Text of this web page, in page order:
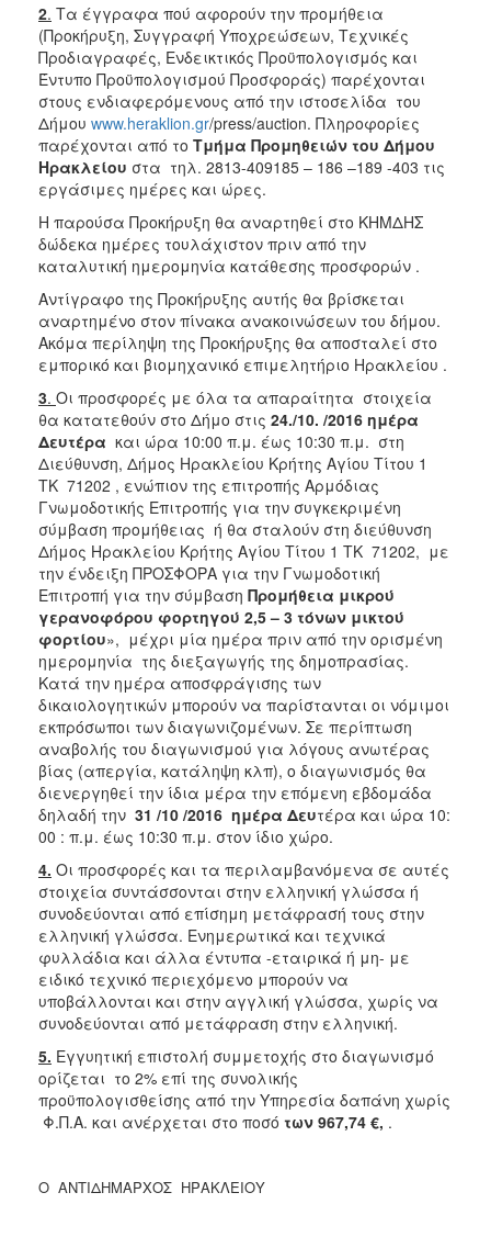
2. Τα έγγραφα πού αφορούν την προμήθεια
(Προκήρυξη, Συγγραφή Υποχρεώσεων, Τεχνικές
Προδιαγραφές, Ενδεικτικός Προϋπολογισμός και
Έντυπο Προϋπολογισμού Προσφοράς) παρέχονται
στους ενδιαφερόμενους από την ιστοσελίδα του
Δήμου www.heraklion.gr/press/auction. Πληροφορίες
παρέχονται από το Τμήμα Προμηθειών του Δήμου
Ηρακλείου στα τηλ. 2813-409185 – 186 –189 -403 τις
εργάσιμες ημέρες και ώρες.
Η παρούσα Προκήρυξη θα αναρτηθεί στο ΚΗΜΔΗΣ
δώδεκα ημέρες τουλάχιστον πριν από την
καταλυτική ημερομηνία κατάθεσης προσφορών .
Αντίγραφο της Προκήρυξης αυτής θα βρίσκεται
αναρτημένο στον πίνακα ανακοινώσεων του δήμου.
Ακόμα περίληψη της Προκήρυξης θα αποσταλεί στο
εμπορικό και βιομηχανικό επιμελητήριο Ηρακλείου .
3. Οι προσφορές με όλα τα απαραίτητα στοιχεία
θα κατατεθούν στο Δήμο στις 24./10. /2016 ημέρα
Δευτέρα και ώρα 10:00 π.μ. έως 10:30 π.μ. στη
Διεύθυνση, Δήμος Ηρακλείου Κρήτης Αγίου Τίτου 1
ΤΚ 71202 , ενώπιον της επιτροπής Αρμόδιας
Γνωμοδοτικής Επιτροπής για την συγκεκριμένη
σύμβαση προμήθειας ή θα σταλούν στη διεύθυνση
Δήμος Ηρακλείου Κρήτης Αγίου Τίτου 1 ΤΚ 71202, με
την ένδειξη ΠΡΟΣΦΟΡΑ για την Γνωμοδοτική
Επιτροπή για την σύμβαση Προμήθεια μικρού
γερανοφόρου φορτηγού 2,5 – 3 τόνων μικτού
φορτίου», μέχρι μία ημέρα πριν από την ορισμένη
ημερομηνία της διεξαγωγής της δημοπρασίας.
Κατά την ημέρα αποσφράγισης των
δικαιολογητικών μπορούν να παρίστανται οι νόμιμοι
εκπρόσωποι των διαγωνιζομένων. Σε περίπτωση
αναβολής του διαγωνισμού για λόγους ανωτέρας
βίας (απεργία, κατάληψη κλπ), ο διαγωνισμός θα
διενεργηθεί την ίδια μέρα την επόμενη εβδομάδα
δηλαδή την 31 /10 /2016 ημέρα Δευτέρα και ώρα 10:
00 : π.μ. έως 10:30 π.μ. στον ίδιο χώρο.
4. Οι προσφορές και τα περιλαμβανόμενα σε αυτές
στοιχεία συντάσσονται στην ελληνική γλώσσα ή
συνοδεύονται από επίσημη μετάφρασή τους στην
ελληνική γλώσσα. Ενημερωτικά και τεχνικά
φυλλάδια και άλλα έντυπα -εταιρικά ή μη- με
ειδικό τεχνικό περιεχόμενο μπορούν να
υποβάλλονται και στην αγγλική γλώσσα, χωρίς να
συνοδεύονται από μετάφραση στην ελληνική.
5. Εγγυητική επιστολή συμμετοχής στο διαγωνισμό
ορίζεται το 2% επί της συνολικής
προϋπολογισθείσης από την Υπηρεσία δαπάνη χωρίς
Φ.Π.Α. και ανέρχεται στο ποσό των 967,74 €, .
Ο ΑΝΤΙΔΗΜΑΡΧΟΣ ΗΡΑΚΛΕΙΟΥ